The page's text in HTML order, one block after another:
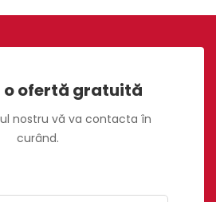
o ofertă gratuită
nostru vă va contacta în
curând.